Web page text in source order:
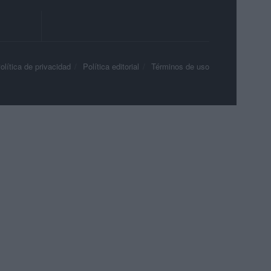
de privacidad Política editorial Términos de uso